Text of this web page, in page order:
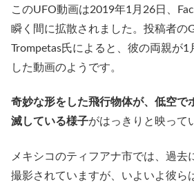
このUFO動画は2019年1月26日、
瞬く間に拡散されました。投稿者の
Trompetas氏によると、彼の両親が
した動画のようです。
奇妙な形をした飛行物体が、低空で
滅している様子がはっきりと映って
メキシコのティフアナ市では、過去
撮影されていますが、いよいよ彼ら